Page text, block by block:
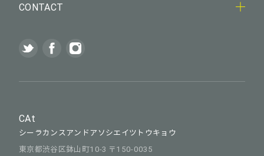
CONTACT
CAt
シーラカンスアンドアソシエイツトウキョウ
東京都渋谷区鉢山町10-3 〒150-0035